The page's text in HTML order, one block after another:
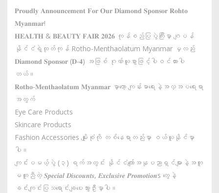
𝐏𝐫𝐨𝐮𝐝𝐥𝐲 𝐀𝐧𝐧𝐨𝐮𝐧𝐜𝐞𝐦𝐞𝐧𝐭 𝐅𝐨𝐫 𝐎𝐮𝐫 𝐃𝐢𝐚𝐦𝐨𝐧𝐝 𝐒𝐩𝐨𝐧𝐬𝐨𝐫 𝐑𝐨𝐡𝐭𝐨
𝐌𝐲𝐚𝐧𝐦𝐚𝐫!
𝐇𝐄𝐀𝐋𝐓𝐇 & 𝐁𝐄𝐀𝐔𝐓𝐘 𝐅𝐀𝐈𝐑 𝟐𝟎𝟐𝟔 ကုန်စည်ပြပွဲကြီးမှာ ဂျပန်
နိုင်ငံရဲ့ထုတ်ကုန် Rotho-Menthaolatum Myanmar မှလည်း
𝐃𝐢𝐚𝐦𝐨𝐧𝐝 𝐒𝐩𝐨𝐧𝐬𝐨𝐫 (𝐃-𝟒) အဖြစ် ဂုဏ်ယူစွာဖြင့်ပါဝင်ထားပါ
တယ်။
𝐑𝐨𝐭𝐡𝐨-𝐌𝐞𝐧𝐭𝐡𝐚𝐨𝐥𝐚𝐭𝐮𝐦 𝐌𝐲𝐚𝐧𝐦𝐚𝐫 မှာတော့ ကျန်းမာရေးနဲ့အလှအပရေးရာ
အတွက်
Eye Care Products
Skincare Products
Fashion Accessories မျိုးစုံကို တစ်နေရာတည်းမှာ ဝယ်ယူနိုင်မှာ
ပါ။
ကျင်းပမယ့်ပွဲ (၃) ရက်အတွင်း နိုင်ငံကျော်အနုပညာရှင်များနဲ့အတူ
မတူညီတဲ့ 𝑺𝒑𝒆𝒄𝒊𝒂𝒍 𝑫𝒊𝒔𝒄𝒐𝒖𝒏𝒕𝒔, 𝑬𝒙𝒄𝒍𝒖𝒔𝒊𝒗𝒆 𝑷𝒓𝒐𝒎𝒐𝒕𝒊𝒐𝒏s တွေနဲ့
ခင်းကျင်းပြသရောင်းချပေးသွားဦးမှာပါ။